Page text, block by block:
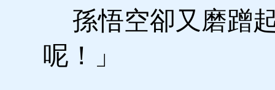
孫悟空卻又磨蹭
呢！」